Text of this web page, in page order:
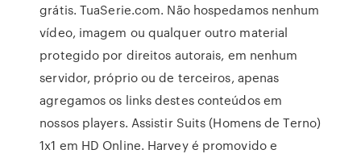
grátis. TuaSerie.com. Não hospedamos nenhum
vídeo, imagem ou qualquer outro material
protegido por direitos autorais, em nenhum
servidor, próprio ou de terceiros, apenas
agregamos os links destes conteúdos em
nossos players. Assistir Suits (Homens de Terno)
1x1 em HD Online. Harvey é promovido e